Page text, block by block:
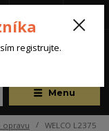
Menu
opravu
WELCO L2375
registrujte.